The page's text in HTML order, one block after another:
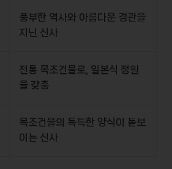
풍부한 역사와 아름다운 경관을
지닌 신사
전통 목조건물로, 일본식 정원
을 갖춤
목조건물의 독특한 양식이 돋보
이는 신사